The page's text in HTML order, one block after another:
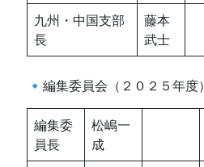
九州・中国支部
長
藤本
武士
🔹編集委員会（２０２５年度）
編集委
員長
松嶋一
成